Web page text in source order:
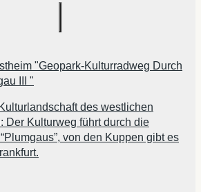
"Geopark-Kulturradweg Durch
III "
des westlichen
Der Kulturweg führt durch die
von den Kuppen gibt es